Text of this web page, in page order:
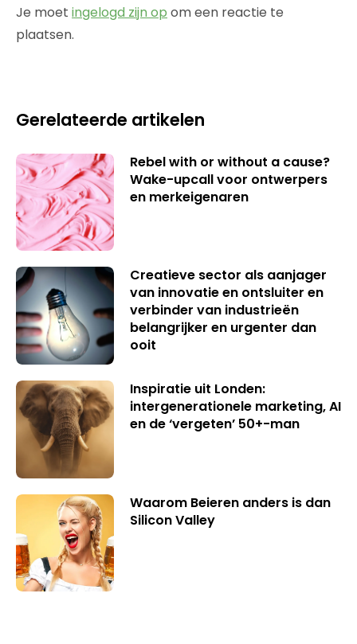
Je moet ingelogd zijn op om een reactie te
plaatsen.
Gerelateerde artikelen
Rebel with or without a cause?
Wake-upcall voor ontwerpers
en merkeigenaren
Creatieve sector als aanjager
van innovatie en ontsluiter en
verbinder van industrieën
belangrijker en urgenter dan
ooit
Inspiratie uit Londen:
intergenerationele marketing, AI
en de ‘vergeten’ 50+-man
Waarom Beieren anders is dan
Silicon Valley